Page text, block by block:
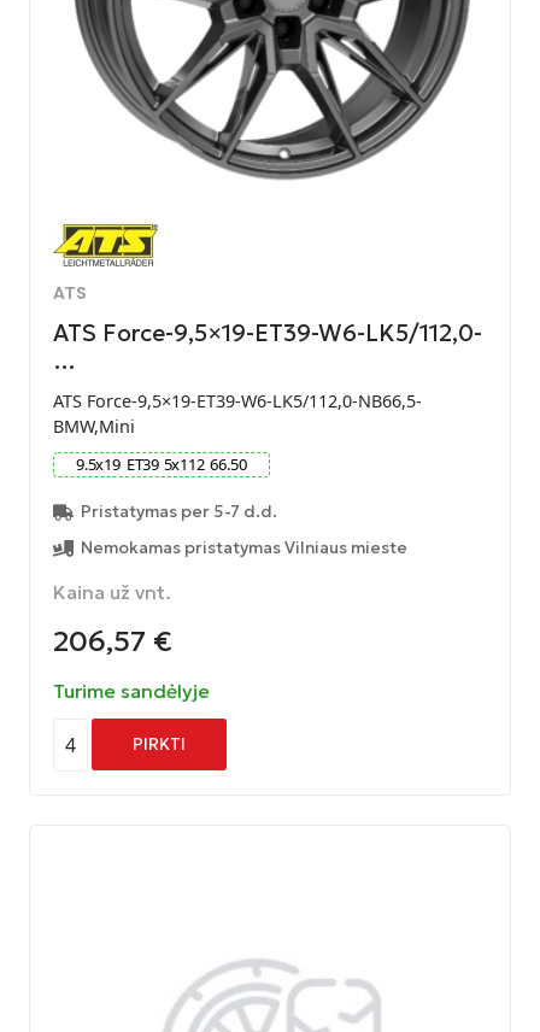
ATS
ATS Force-9,5×19-ET39-W6-LK5/112,0-
…
ATS Force-9,5×19-ET39-W6-LK5/112,0-NB66,5-
BMW,Mini
9.5x19 ET39 5x112 66.50
Pristatymas per 5-7 d.d.
Nemokamas pristatymas Vilniaus mieste
Kaina už vnt.
206,57 €
Turime sandėlyje
4 PIRKTI